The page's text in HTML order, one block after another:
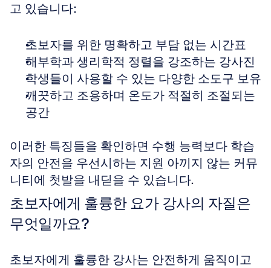
고 있습니다:
초보자를 위한 명확하고 부담 없는 시간표
해부학과 생리학적 정렬을 강조하는 강사진
깨끗하고 조용하며 온도가 적절히 조절되는
공간
이러한 특징들을 확인하면 수행 능력보다 학습
자의 안전을 우선시하는 지원 아끼지 않는 커뮤
니티에 첫발을 내딛을 수 있습니다.
초보자에게 훌륭한 요가 강사의 자질은
무엇일까요?
초보자에게 훌륭한 강사는 안전하게 움직이고